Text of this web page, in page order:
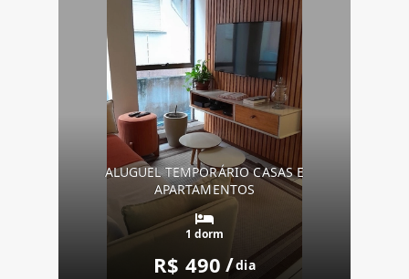
ALUGUEL TEMPORÁRIO CASAS E
APARTAMENTOS
1 dorm
R$ 490 /dia